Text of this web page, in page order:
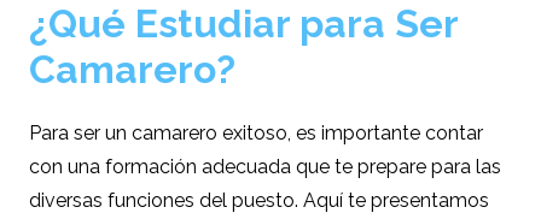
¿Qué Estudiar para Ser
Camarero?
Para ser un camarero exitoso, es importante contar
con una formación adecuada que te prepare para las
diversas funciones del puesto. Aquí te presentamos